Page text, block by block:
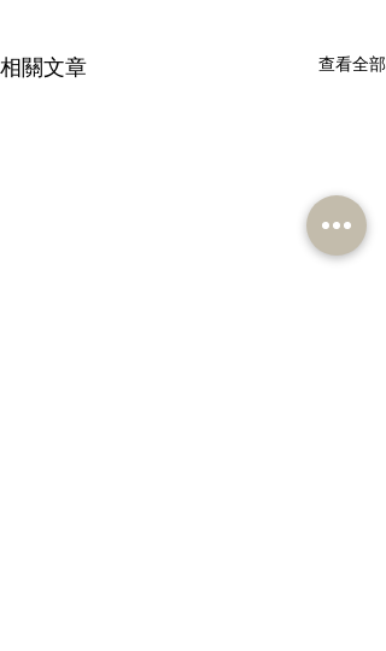
相關文章 查看全部